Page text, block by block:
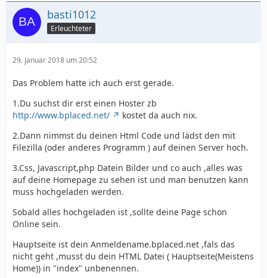
basti1012
Erleuchteter
29. Januar 2018 um 20:52
Das Problem hatte ich auch erst gerade.
1.Du suchst dir erst einen Hoster zb
http://www.bplaced.net/
kostet da auch nix.
2.Dann nimmst du deinen Html Code und lädst den mit
Filezilla (oder anderes Programm ) auf deinen Server hoch.
3.Css, Javascript,php Datein Bilder und co auch ,alles was
auf deine Homepage zu sehen ist und man benutzen kann
muss hochgeladen werden.
Sobald alles hochgeladen ist ,sollte deine Page schon
Online sein.
Hauptseite ist dein Anmeldename.bplaced.net ,fals das
nicht geht ,musst du dein HTML Datei ( Hauptseite(Meistens
Home)) in "index" unbenennen.